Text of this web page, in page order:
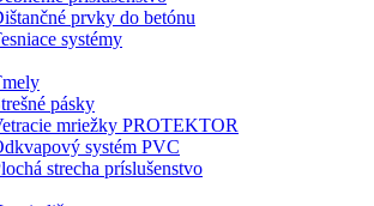
prvky do betónu
systémy
pásky
mriežky PROTEKTOR
systém PVC
strecha príslušenstvo